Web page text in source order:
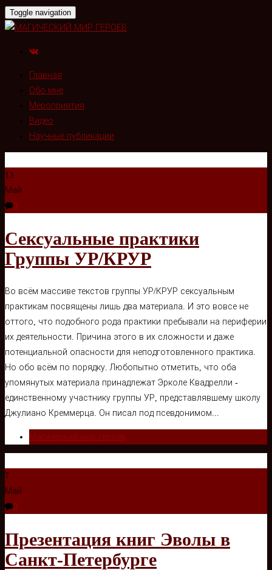
Toggle navigation
Главная
Обо мне
Мероприятия
Видео
Научные публикации
13
Май
0
Сексуальные практики
Группы УР/КРУР
Во всём массиве текстов группы УР/КРУР сексуальным
практикам посвящены лишь два материала. И это вовсе не
оттого, что подобного рода практики пребывали на периферии
их деятельности. Причина этого в их сложности и даже
потенциальной опасности для неподготовленного практика.
Но обо всём по порядку. Любопытно отметить, что оба
упомянутых материала принадлежат Эрколе Квадрелли -
единственному участнику группы УР, представлявшему школу
Джулиано Креммерца. Он писал под псевдонимом...
Магический мир героев
7
Май
0
Презентация книг Эволы в
Санкт-Петербурге